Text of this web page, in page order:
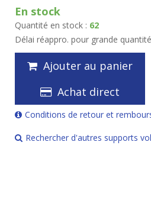
En stock
Quantité en stock : 62
Délai réappro. pour grande
Ajouter au panier
Achat direct
Conditions de retour et
Rechercher d'autres supports